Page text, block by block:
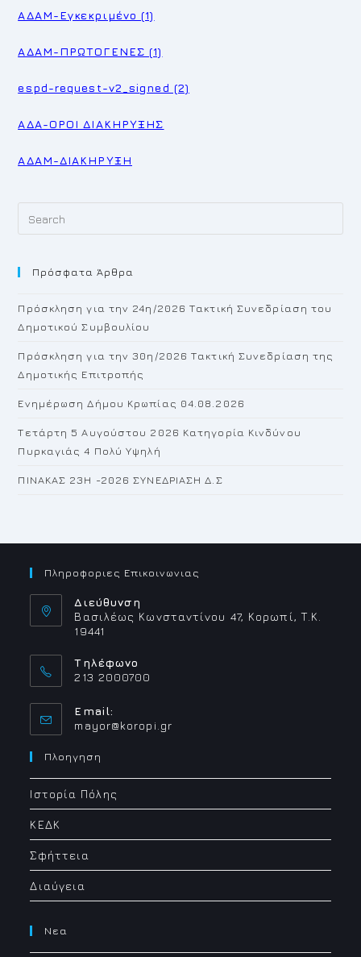
ΑΔΑΜ-Εγκεκριμένο (1)
ΑΔΑΜ-ΠΡΩΤΟΓΕΝΕΣ (1)
espd-request-v2_signed (2)
ΑΔΑ-ΟΡΟΙ ΔΙΑΚΗΡΥΞΗΣ
ΑΔΑΜ-ΔΙΑΚΗΡΥΞΗ
Πρόσφατα Άρθρα
Πρόσκληση για την 24η/2026 Τακτική Συνεδρίαση του
Δημοτικού Συμβουλίου
Πρόσκληση για την 30η/2026 Τακτική Συνεδρίαση της
Δημοτικής Επιτροπής
Ενημέρωση Δήμου Κρωπίας 04.08.2026
Τετάρτη 5 Αυγούστου 2026 Κατηγορία Κινδύνου
Πυρκαγιάς 4 Πολύ Υψηλή
ΠΙΝΑΚΑΣ 23H -2026 ΣΥΝΕΔΡΙΑΣΗ Δ.Σ
Πληροφοριες Επικοινωνιας
Διεύθυνση
Βασιλέως Κωνσταντίνου 47, Κορωπί, Τ.Κ.
19441
Τηλέφωνο
213 2000700
Email:
mayor@koropi.grOpens
Πλοηγηση
Ιστορία Πόλης
ΚΕΔΚ
Σφήττεια
Διαύγεια
Νεα